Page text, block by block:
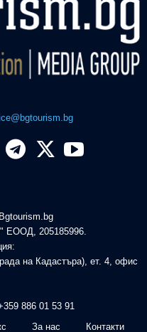
ЕООД, 205185996.
на Кадастъра), ет. 4, офис
886 01 53 91
За нас Контакти